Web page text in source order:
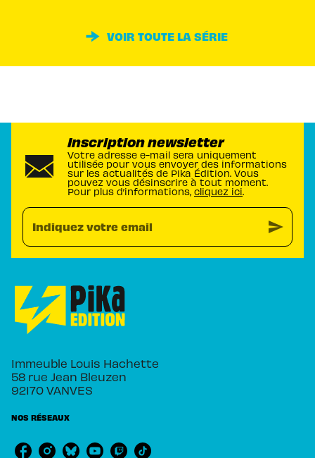
VOIR TOUTE LA SÉRIE
Inscription newsletter
Votre adresse e-mail sera uniquement
utilisée pour vous envoyer des informations
sur les actualités de Pika Édition. Vous
pouvez vous désinscrire à tout moment.
Pour plus d’informations, cliquez ici.
Indiquez votre email send
Immeuble Louis Hachette
58 rue Jean Bleuzen
92170 VANVES
NOS RÉSEAUX